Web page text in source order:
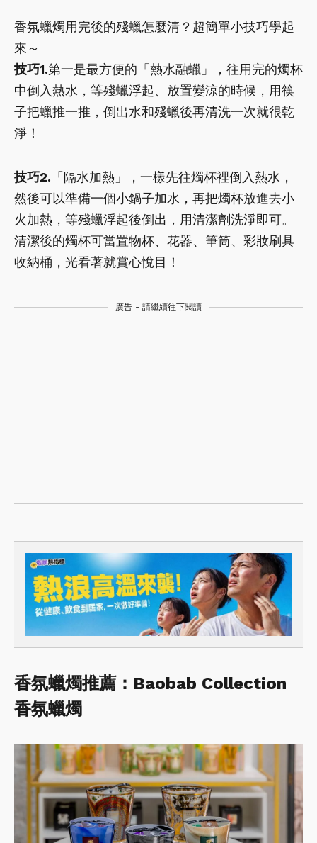
香氛蠟燭用完後的殘蠟怎麼清？超簡單小技巧學起
來～
技巧1.第一是最方便的「熱水融蠟」，往用完的燭杯
中倒入熱水，等殘蠟浮起、放置變涼的時候，用筷
子把蠟推一推，倒出水和殘蠟後再清洗一次就很乾
淨！
技巧2. 「隔水加熱」，一樣先往燭杯裡倒入熱水，
然後可以準備一個小鍋子加水，再把燭杯放進去小
火加熱，等殘蠟浮起後倒出，用清潔劑洗淨即可。
清潔後的燭杯可當置物杯、花器、筆筒、彩妝刷具
收納桶，光看著就賞心悅目！
廣告 - 請繼續往下閱讀
香氛蠟燭推薦：Baobab Collection
香氛蠟燭